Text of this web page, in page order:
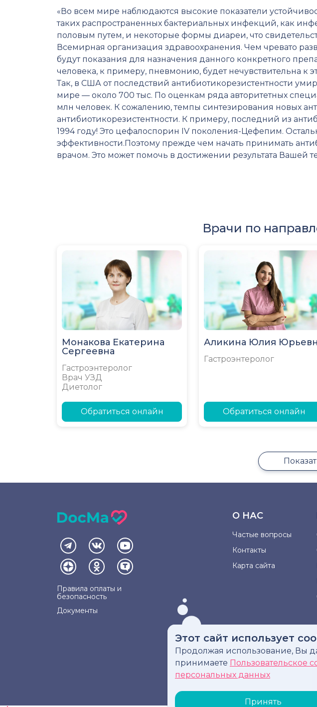
«Во всем мире наблюдаются высокие показатели
таких распространенных бактериальных инфекций, как
половым путем, и некоторые формы диареи, что
Всемирная организация здравоохранения. Чем чревато
будут показания для назначения данного конкретного
человека, к примеру, пневмонию, будет нечувствительна к
Так, в США от последствий антибиотикорезистентности
мире — около 700 тыс. По оценкам ряда авторитетных
млн человек. К сожалению, темпы синтезирования новых
антибиотикорезистентности. К примеру, последний из
1994 году! Это цефалоспорин IV поколения-Цефепим.
эффективности.Поэтому прежде чем начать принимать
врачом. Это может помочь в достижении результата Вашей
Врачи по
Монакова Екатерина
Сергеевна
Гастроэнтеролог
Врач УЗД
Диетолог
Обратиться онлайн
Аликина Юлия
Гастроэнтеролог
Обратиться онлайн
Этот сайт использует
Продолжая использование, Вы
принимаете Пользовательское
персональных данных
Принять
Правила оплаты и
безопасность
Документы
О НАС
Частые вопросы
Контакты
Карта сайта
Информация, представленная
диагноза,